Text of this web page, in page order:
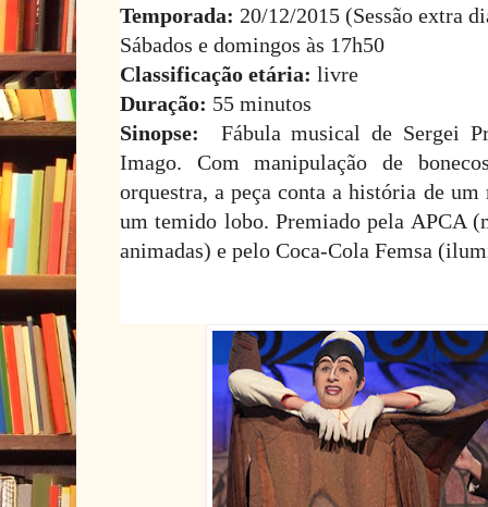
Temporada: 20/12/2015 (Sessão extra
Sábados e domingos às 17h50
Classificação etária: livre
Duração: 55 minutos
Sinopse:
Fábula musical de Sergei
Imago. Com manipulação de
orquestra, a peça conta a história de
um temido lobo. Premiado pela APCA
animadas) e pelo Coca-Cola Femsa